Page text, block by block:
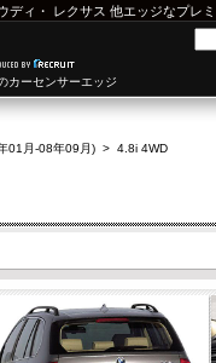
ディ ・ レクサス 他エッジなプレ
カーセンサーエッジ
01月-08年09月) > 4.8i 4WD